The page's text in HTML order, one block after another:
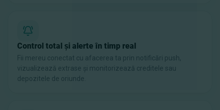
Control total și alerte în timp real
Fii mereu conectat cu afacerea ta prin notificări push,
vizualizează extrase și monitorizează creditele sau
depozitele de oriunde.